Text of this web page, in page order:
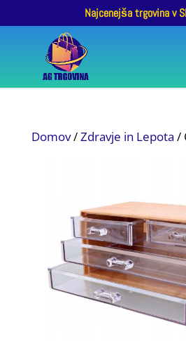
Najcenejša trgovina v
Domov/Zdravje in Lepota /